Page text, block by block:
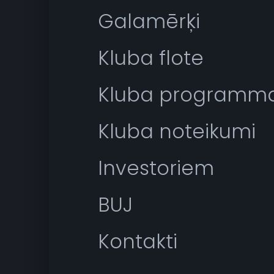
Galamērķi
Kluba flote
Kluba
Kluba noteikumi
Investoriem
BUJ
Kontakti